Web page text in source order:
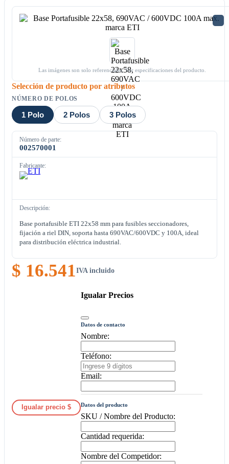
Las imágenes son solo referenciales. Ver especificaciones del producto.
Selección de producto por atributos
NÚMERO DE POLOS
1 Polo 2 Polos 3 Polos
Número de parte:
002570001
Fabricante:
Descripción:
Base portafusible ETI 22x58 mm para fusibles seccionadores,
fijación a riel DIN, soporta hasta 690VAC/600VDC y 100A, ideal
para distribución eléctrica industrial.
$ 16.541IVA incluido
Igualar precio $
Igualar Precios
Datos de contacto
Nombre:
Teléfono:
Email:
Datos del producto
SKU / Nombre del Producto:
Cantidad requerida:
Nombre del Competidor: